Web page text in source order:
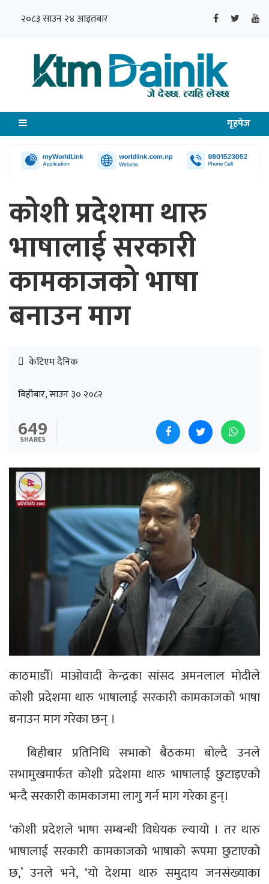
२०८३ साउन २४ आइतबार
गृहपेज
कोशी प्रदेशमा थारु
भाषालाई सरकारी
कामकाजको भाषा
बनाउन माग
केटिएम दैनिक
बिहीबार, साउन ३० २०८२
649
SHARES
काठमाडौँ। माओवादी केन्द्रका सांसद अमनलाल मोदीले
कोशी प्रदेशमा थारु भाषालाई सरकारी कामकाजको भाषा
बनाउन माग गरेका छन् ।
बिहीबार प्रतिनिधि सभाको बैठकमा बोल्दै उनले
सभामुखमार्फत कोशी प्रदेशमा थारु भाषालाई छुटाइएको
भन्दै सरकारी कामकाजमा लागु गर्न माग गरेका हुन्।
‘कोशी प्रदेशले भाषा सम्बन्धी विधेयक ल्यायो । तर थारु
भाषालाई सरकारी कामकाजको भाषाको रूपमा छुटाएको
छ,’ उनले भने, ‘यो देशमा थारु समुदाय जनसंख्याका